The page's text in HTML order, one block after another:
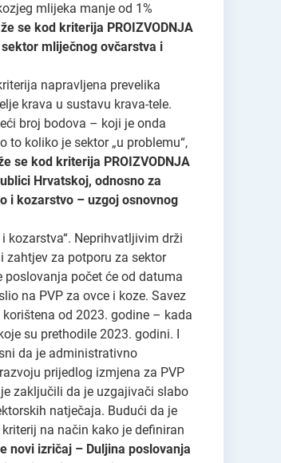
mlijeka manje od 1%
se kod kriterija PROIZVODNJA
mliječnog ovčarstva i
napravljena prevelika
krava u sustavu krava-tele.
broj bodova – koji je onda
koliko je sektor „u problemu“,
se kod kriterija PROIZVODNJA
Hrvatskoj, odnosno za
i kozarstvo – uzgoj osnovnog
kozarstva“. Neprihvatljivim drži
zahtjev za potporu za sektor
počet će od datuma
na PVP za ovce i koze. Savez
od 2023. godine – kada
su prethodile 2023. godini. I
da je administrativno
prijedlog izmjena za PVP
zaključili da je uzgajivači slabo
natječaja. Budući da je
na način kako je definiran
novi izričaj – Duljina poslovanja